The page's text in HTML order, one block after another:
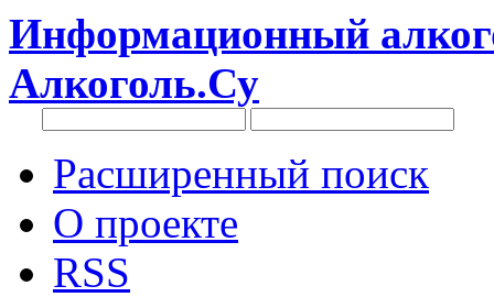
Информационный
Алкоголь.Су
Расширенный поиск
О проекте
RSS